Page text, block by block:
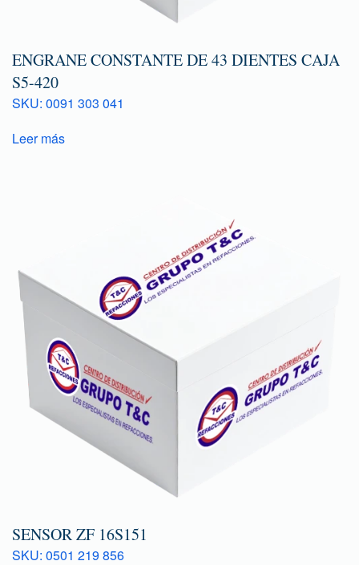
ENGRANE CONSTANTE DE 43 DIENTES CAJA
S5-420
SKU: 0091 303 041
Leer más
SENSOR ZF 16S151
SKU: 0501 219 856